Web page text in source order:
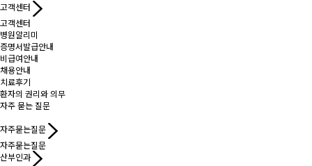
고객센터
고객센터
병원알리미
증명서발급안내
비급여안내
채용안내
치료후기
환자의 권리와 의무
자주 묻는 질문
자주묻는질문
자주묻는질문
산부인과